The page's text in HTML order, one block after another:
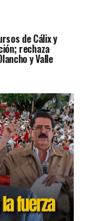
de Cálix y
rechaza
y Valle